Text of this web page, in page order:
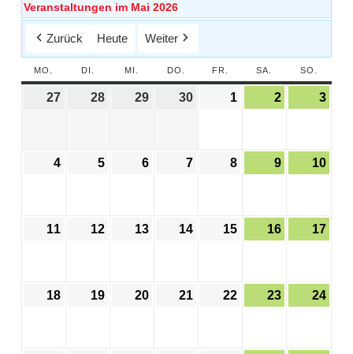
Veranstaltungen im Mai 2026
Zurück Heute Weiter
MO. DI. MI. DO. FR. SA. SO.
27 28 29 30 1 2 3
4 5 6 7 8 9 10
11 12 13 14 15 16 17
18 19 20 21 22 23 24